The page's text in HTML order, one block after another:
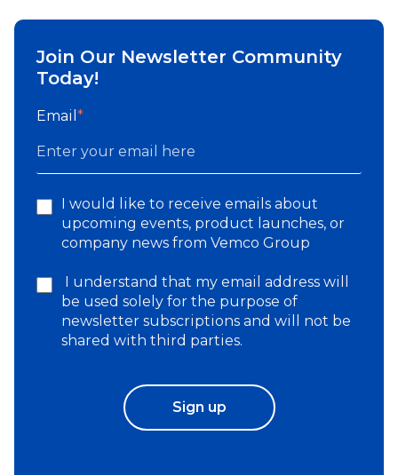
Join Our Newsletter Community
Today!
Email *
I would like to receive emails about
upcoming events, product launches, or
company news from Vemco Group
I understand that my email address will
be used solely for the purpose of
newsletter subscriptions and will not be
shared with third parties.